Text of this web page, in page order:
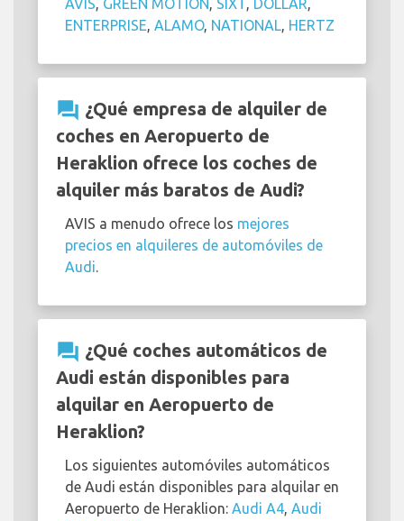
AVIS, GREEN MOTION, SIXT , DOLLAR,
ENTERPRISE, ALAMO, NATIONAL, HERTZ
question_answer ¿Qué empresa de alquiler de
coches en Aeropuerto de
Heraklion ofrece los coches de
alquiler más baratos de Audi?
AVIS a menudo ofrece los mejores
precios en alquileres de automóviles de
Audi.
question_answer ¿Qué coches automáticos de
Audi están disponibles para
alquilar en Aeropuerto de
Heraklion?
Los siguientes automóviles automáticos
de Audi están disponibles para alquilar en
Aeropuerto de Heraklion: Audi A4, Audi